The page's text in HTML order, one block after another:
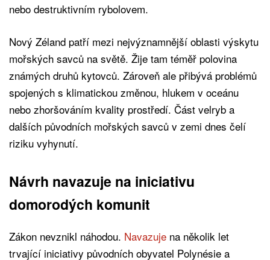
nebo destruktivním rybolovem.
Nový Zéland patří mezi nejvýznamnější oblasti výskytu
mořských savců na světě. Žije tam téměř polovina
známých druhů kytovců. Zároveň ale přibývá problémů
spojených s klimatickou změnou, hlukem v oceánu
nebo zhoršováním kvality prostředí. Část velryb a
dalších původních mořských savců v zemi dnes čelí
riziku vyhynutí.
Návrh navazuje na iniciativu
domorodých komunit
Zákon nevznikl náhodou. Navazuje na několik let
trvající iniciativy původních obyvatel Polynésie a